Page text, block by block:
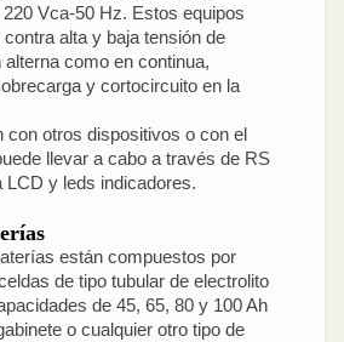
Vca-50 Hz. Estos equipos
alta y baja tensión de
alterna como en continua,
y cortocircuito en la
con otros dispositivos o con el
llevar a cabo a través de RS
LCD y leds indicadores.
están compuestos por
de tipo tubular de electrolito
de 45, 65, 80 y 100 Ah
o cualquier otro tipo de